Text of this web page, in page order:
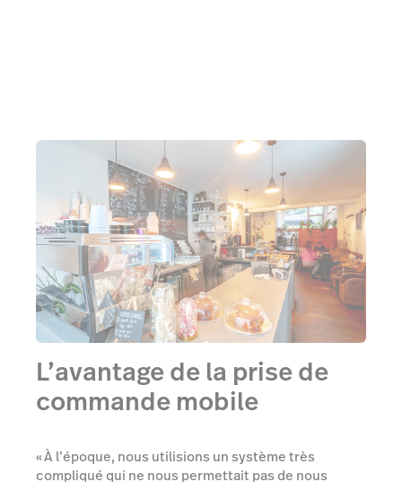
L’avantage de la prise de
commande mobile
« À l’époque, nous utilisions un système très
compliqué qui ne nous permettait pas de nous